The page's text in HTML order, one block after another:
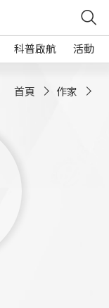
科普啟航 活動
首頁 作家